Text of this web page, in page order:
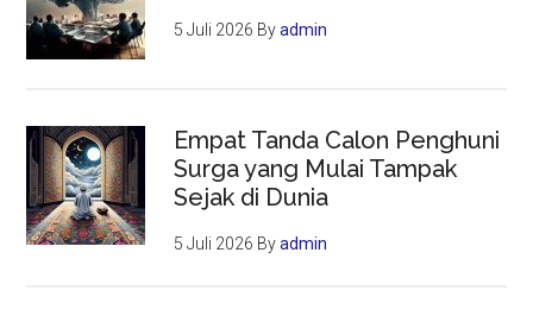
5 Juli 2026 Byadmin
Empat Tanda Calon Penghuni
Surga yang Mulai Tampak
Sejak di Dunia
5 Juli 2026 Byadmin